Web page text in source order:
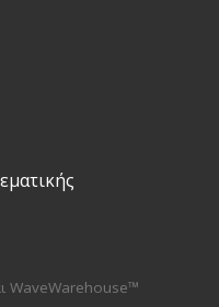
WaveWarehouse™